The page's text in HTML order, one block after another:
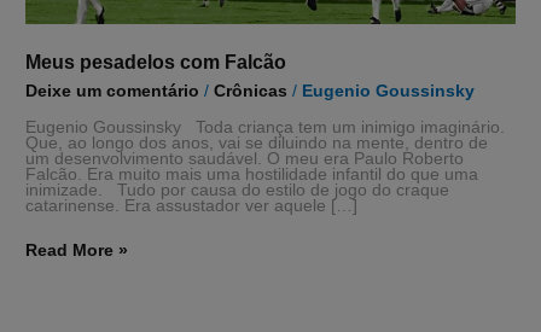
Meus pesadelos com Falcão
Deixe um comentário /Crônicas / Eugenio Goussinsky
Eugenio Goussinsky Toda criança tem um inimigo imaginário.
Que, ao longo dos anos, vai se diluindo na mente, dentro de
um desenvolvimento saudável. O meu era Paulo Roberto
Falcão. Era muito mais uma hostilidade infantil do que uma
inimizade. Tudo por causa do estilo de jogo do craque
catarinense. Era assustador ver aquele […]
Read More »